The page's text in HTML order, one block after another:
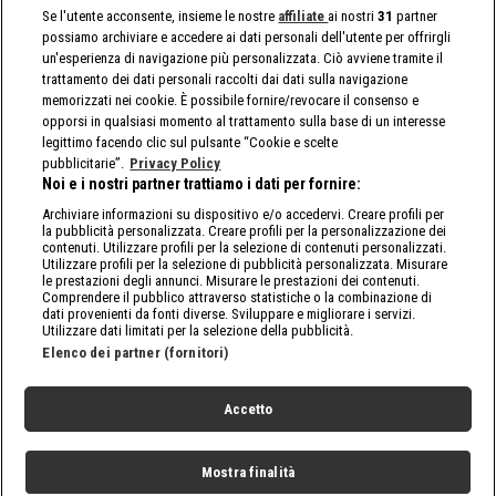
Se l'utente acconsente, insieme le nostre affiliate ai nostri31 partner
possiamo archiviare e accedere ai dati personali dell'utente per offrirgli
un'esperienza di navigazione più personalizzata. Ciò avviene tramite il
trattamento dei dati personali raccolti dai dati sulla navigazione
memorizzati nei cookie. È possibile fornire/revocare il consenso e
opporsi in qualsiasi momento al trattamento sulla base di un interesse
legittimo facendo clic sul pulsante “Cookie e scelte
pubblicitarie”. Privacy Policy
Noi e i nostri partner trattiamo i dati per fornire:
Archiviare informazioni su dispositivo e/o accedervi. Creare profili per
la pubblicità personalizzata. Creare profili per la personalizzazione dei
contenuti. Utilizzare profili per la selezione di contenuti personalizzati.
Utilizzare profili per la selezione di pubblicità personalizzata. Misurare
le prestazioni degli annunci. Misurare le prestazioni dei contenuti.
Comprendere il pubblico attraverso statistiche o la combinazione di
dati provenienti da fonti diverse. Sviluppare e migliorare i servizi.
Utilizzare dati limitati per la selezione della pubblicità.
Elenco dei partner (fornitori)
Accetto
Mostra finalità